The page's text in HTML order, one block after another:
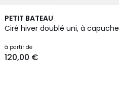
PETIT BATEAU
Ciré hiver doublé uni, à capuche
à partir de
120,00 €